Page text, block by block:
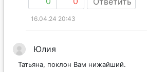
16.04.24 20:43
Юлия
Татьяна, поклон Вам нижайший.